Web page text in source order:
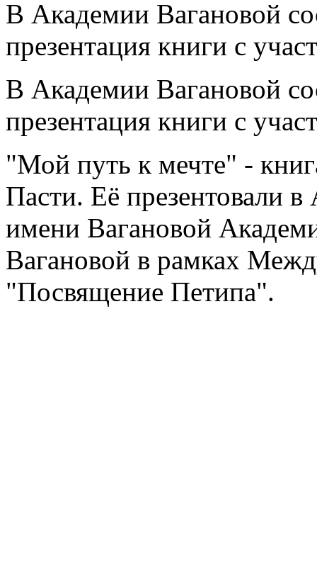
В Академии Вагановой
презентация книги с
В Академии Вагановой
презентация книги с
"Мой путь к мечте" -
Пасти. Её презентовали
имени Вагановой
Вагановой в рамках
"Посвящение Петипа".